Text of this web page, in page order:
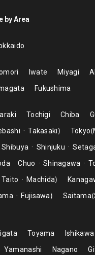
by Area
Iwate Miyagi
Fukushima
Tochigi Chiba
Takasaki Tokyo
Shibuya
Shinjuku
Chuo Shinagawa
Taito
Machida
Fujisawa Saitama
Toyama Ishikawa
Yamanashi
Nagano